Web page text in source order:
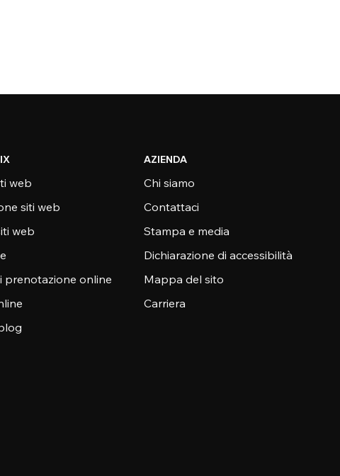
web
siti web
web
prenotazione online
AZIENDA
Chi siamo
Contattaci
Stampa e media
Dichiarazione di accessibilità
Mappa del sito
Carriera